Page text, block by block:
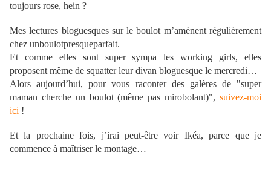
toujours rose, hein ?
Mes lectures bloguesques sur le boulot m’amènent régulièrement
chez unboulotpresqueparfait.
Et comme elles sont super sympa les working girls, elles
proposent même de squatter leur divan bloguesque le mercredi…
Alors aujourd’hui, pour vous raconter des galères de "super
maman cherche un boulot (même pas mirobolant)", suivez-moi
ici !
Et la prochaine fois, j’irai peut-être voir Ikéa, parce que je
commence à maîtriser le montage…